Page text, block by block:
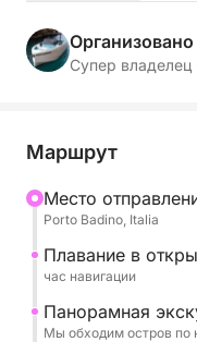
первозданными
и расслабленной,
сможете оценить
остров тур
остановками для
идеально
уникальной
богатое морское
идеальным местом
Супер владелец
Маршрут
Mесто
Porto Badino, Italia
Плавание в
час навигации
Панорамная
Мы обходим остров по